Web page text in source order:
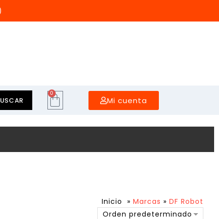
0
Mi cuenta
Inicio » Marcas » DF Robot
Orden predeterminado